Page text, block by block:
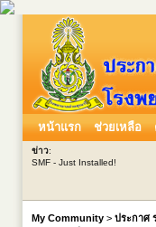
หน้าแรก ช่วยเหลือ
ข่าว:
SMF - Just Installed!
My Community > ประกาศ